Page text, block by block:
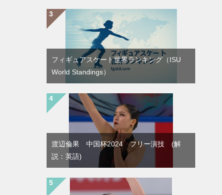
フィギュアスケート世界ランキング（ISU
World Standings）
渡辺倫果 中国杯2024 フリー演技 (解
説：英語)